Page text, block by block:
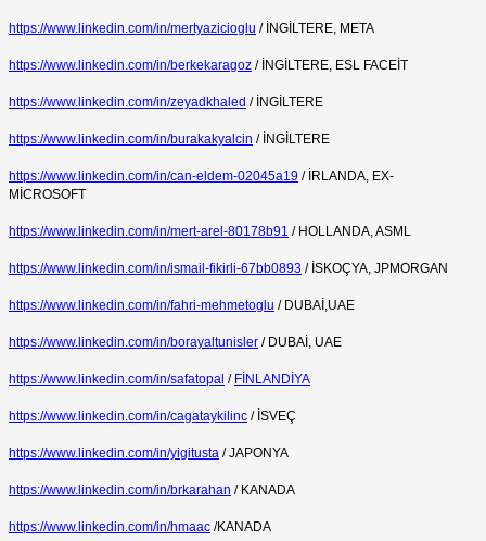
https://www.linkedin.com/in/mertyazicioglu / İNGİLTERE, META
https://www.linkedin.com/in/berkekaragoz / İNGİLTERE, ESL FACEİT
https://www.linkedin.com/in/zeyadkhaled / İNGİLTERE
https://www.linkedin.com/in/burakakyalcin / İNGİLTERE
https://www.linkedin.com/in/can-eldem-02045a19 / İRLANDA, EX-
MİCROSOFT
https://www.linkedin.com/in/mert-arel-80178b91 / HOLLANDA, ASML
https://www.linkedin.com/in/ismail-fikirli-67bb0893 / İSKOÇYA, JPMORGAN
https://www.linkedin.com/in/fahri-mehmetoglu / DUBAİ,UAE
https://www.linkedin.com/in/borayaltunisler / DUBAİ, UAE
https://www.linkedin.com/in/safatopal / FİNLANDİYA
https://www.linkedin.com/in/cagataykilinc / İSVEÇ
https://www.linkedin.com/in/yigitusta / JAPONYA
https://www.linkedin.com/in/brkarahan / KANADA
https://www.linkedin.com/in/hmaac /KANADA